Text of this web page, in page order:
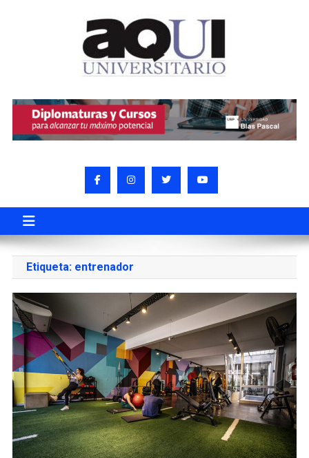
Etiqueta: entrenador